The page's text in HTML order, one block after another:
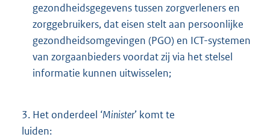
gezondheidsgegevens tussen zorgverleners en
zorggebruikers, dat eisen stelt aan persoonlijke
gezondheidsomgevingen (PGO) en ICT-systemen
van zorgaanbieders voordat zij via het stelsel
informatie kunnen uitwisselen;
3. Het onderdeel ‘Minister’ komt te
luiden: